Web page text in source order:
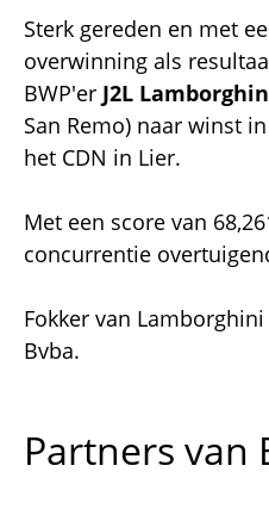
Sterk gereden en met
overwinning als
BWP'er J2L
San Remo) naar winst
het CDN in Lier.
Met een score van
concurrentie
Fokker van
Bvba.
Partners van